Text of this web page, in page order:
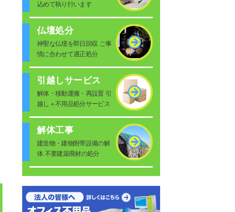
込めて執り行います
仏壇処分
神聖な仏壇を即日回収 ご事
情に合わせて適正処分
引越しサービス
解体・移動運搬・再設置 引
越し＋不用品処分サービス
解体工事
建造物・建物附帯設備の解
体 不要建築廃材の処分